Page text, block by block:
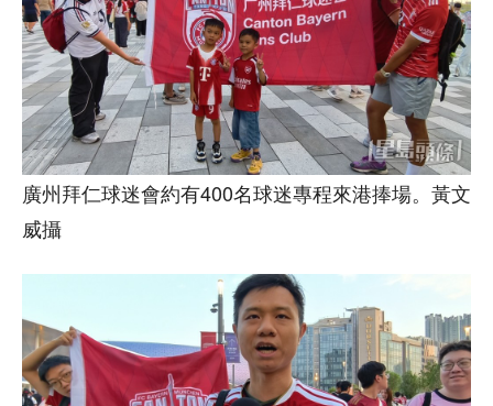
廣州拜仁球迷會約有400名球迷專程來港捧場。黃文
威攝